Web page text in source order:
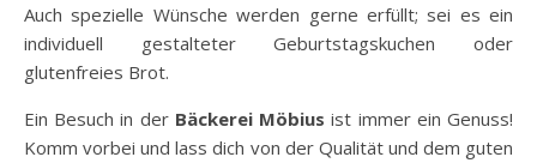
Auch spezielle Wünsche werden gerne erfüllt; sei es ein
individuell gestalteter Geburtstagskuchen oder
glutenfreies Brot.
Ein Besuch in der Bäckerei Möbius ist immer ein Genuss!
Komm vorbei und lass dich von der Qualität und dem guten